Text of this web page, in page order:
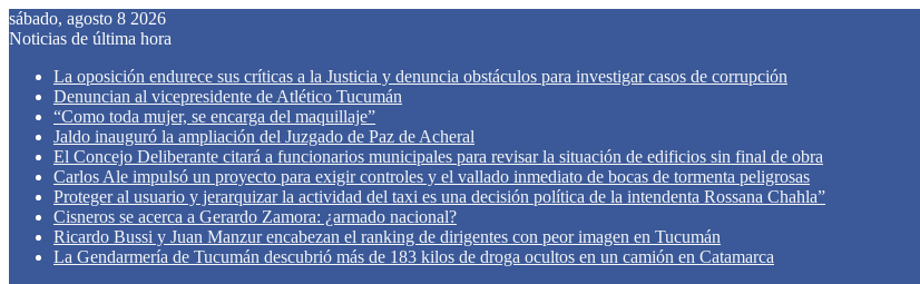
sábado, agosto 8 2026
Noticias de última hora
La oposición endurece sus críticas a la Justicia y denuncia obstáculos para investigar casos de corrupción
Denuncian al vicepresidente de Atlético Tucumán
“Como toda mujer, se encarga del maquillaje”
Jaldo inauguró la ampliación del Juzgado de Paz de Acheral
El Concejo Deliberante citará a funcionarios municipales para revisar la situación de edificios sin final de obra
Carlos Ale impulsó un proyecto para exigir controles y el vallado inmediato de bocas de tormenta peligrosas
Proteger al usuario y jerarquizar la actividad del taxi es una decisión política de la intendenta Rossana Chahla”
Cisneros se acerca a Gerardo Zamora: ¿armado nacional?
Ricardo Bussi y Juan Manzur encabezan el ranking de dirigentes con peor imagen en Tucumán
La Gendarmería de Tucumán descubrió más de 183 kilos de droga ocultos en un camión en Catamarca